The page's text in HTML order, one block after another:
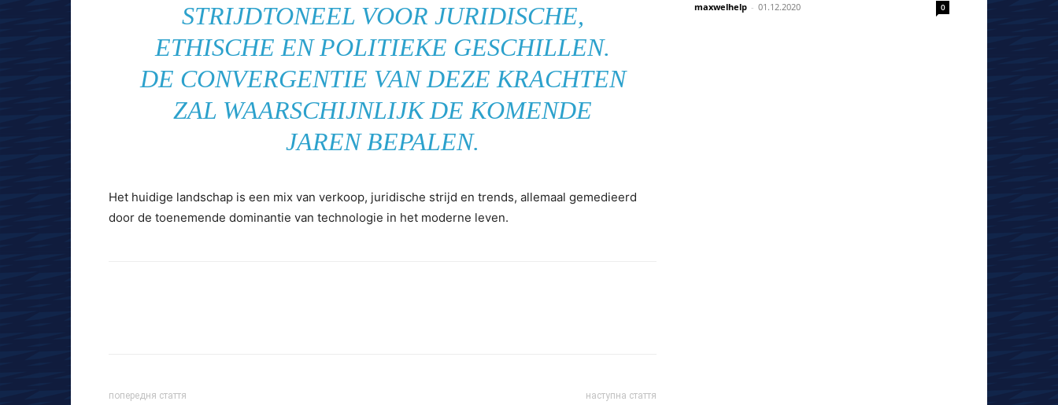
STRIJDTONEEL VOOR JURIDISCHE,
ETHISCHE EN POLITIEKE GESCHILLEN.
DE CONVERGENTIE VAN DEZE KRACHTEN
ZAL WAARSCHIJNLIJK DE KOMENDE
JAREN BEPALEN.
Het huidige landschap is een mix van verkoop, juridische strijd en trends, allemaal gemedieerd
door de toenemende dominantie van technologie in het moderne leven.
попередня стаття наступна стаття
maxwelhelp - 01.12.2020 0